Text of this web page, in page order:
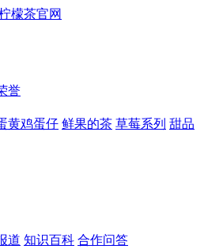
誉
黄鸡蛋仔 鲜果的茶 草莓系列 甜品
道 知识百科 合作问答